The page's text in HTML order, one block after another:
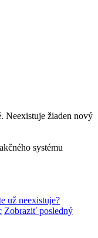
systému
už neexistuje?
Zobraziť posledný